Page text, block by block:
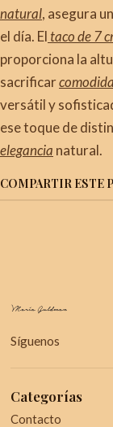
natural, asegura
el día. El taco de 7
proporciona la
sacrificar
versátil y
ese toque de
elegancia natural.
COMPARTIR ESTE
Síguenos
Categorías
Contacto